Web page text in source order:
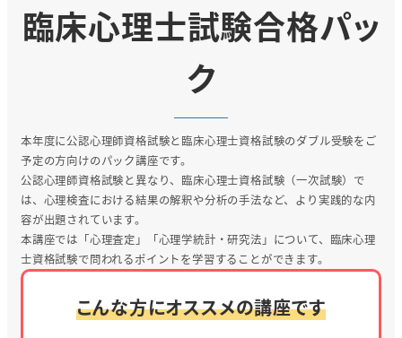
臨床心理士試験合格パッ
ク
本年度に公認心理師資格試験と臨床心理士資格試験のダブル受験をご
予定の方向けのパック講座です。
公認心理師資格試験と異なり、臨床心理士資格試験（一次試験）で
は、心理検査における結果の解釈や分析の手法など、より実践的な内
容が出題されています。
本講座では「心理査定」「心理学統計・研究法」について、臨床心理
士資格試験で問われるポイントを学習することができます。
こんな方にオススメの講座です